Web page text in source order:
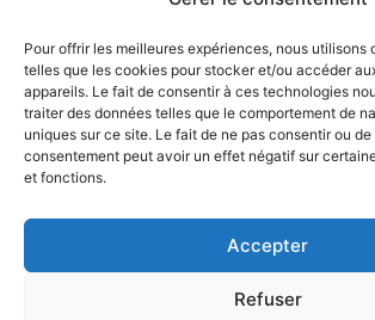
Pour offrir les meilleures expériences, nous utilisons
telles que les cookies pour stocker et/ou accéder
appareils. Le fait de consentir à ces technologies
traiter des données telles que le comportement de
uniques sur ce site. Le fait de ne pas consentir ou de
consentement peut avoir un effet négatif sur
et fonctions.
Accepter
Refuser
© Gouvernement du Québec,
Plan du site
Accessibilité
Accès à l'information
Déclaration de services